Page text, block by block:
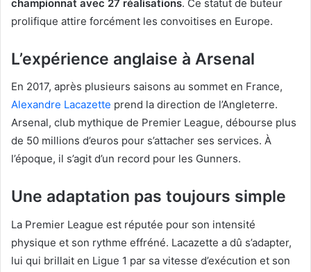
championnat avec 27 réalisations. Ce statut de buteur
prolifique attire forcément les convoitises en Europe.
L’expérience anglaise à Arsenal
En 2017, après plusieurs saisons au sommet en France,
Alexandre Lacazette prend la direction de l’Angleterre.
Arsenal, club mythique de Premier League, débourse plus
de 50 millions d’euros pour s’attacher ses services. À
l’époque, il s’agit d’un record pour les Gunners.
Une adaptation pas toujours simple
La Premier League est réputée pour son intensité
physique et son rythme effréné. Lacazette a dû s’adapter,
lui qui brillait en Ligue 1 par sa vitesse d’exécution et son